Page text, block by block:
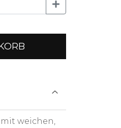
weichen,